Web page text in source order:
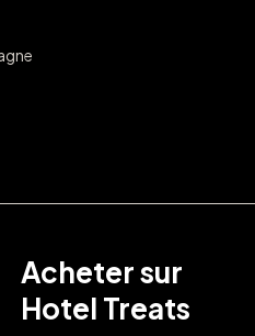
Acheter sur
Hotel Treats